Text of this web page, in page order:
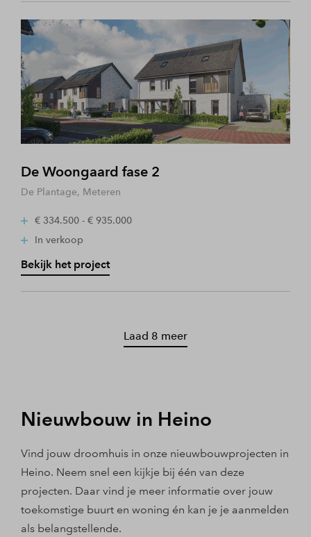
De Woongaard fase 2
De Plantage, Meteren
€ 334.500 - € 935.000
In verkoop
Bekijk het project
Laad 8 meer
Nieuwbouw in Heino
Vind jouw droomhuis in onze nieuwbouwprojecten in
Heino. Neem snel een kijkje bij één van deze
projecten. Daar vind je meer informatie over jouw
toekomstige buurt en woning én kan je je aanmelden
als belangstellende.